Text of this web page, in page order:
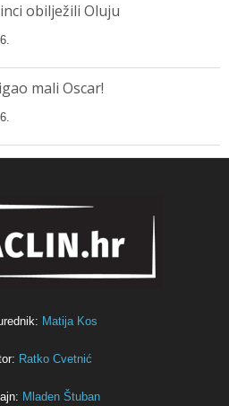
obilježili Oluju
mali Oscar!
Matija Kos
Ratko Cvetnić
Mladen Štuban